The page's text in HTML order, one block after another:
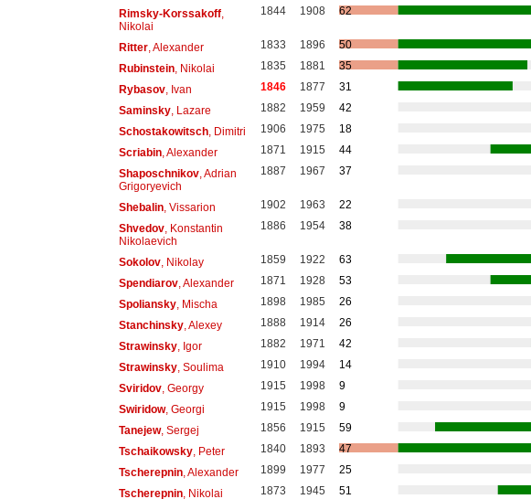
Rimsky-Korssakoff,
Nikolai
1844 1908 62
Ritter, Alexander 1833 1896
50
Rubinstein, Nikolai 1835 1881
35
Rybasov, Ivan 1846 1877
31
Saminsky, Lazare 1882 1959
42
Schostakowitsch, Dimitri 1906 1975
18
Scriabin, Alexander 1871 1915
44
Shaposchnikov, Adrian
Grigoryevich
1887 1967 37
Shebalin, Vissarion 1902 1963
22
Shvedov, Konstantin
Nikolaevich
1886 1954 38
Sokolov, Nikolay 1859 1922
63
Spendiarov, Alexander 1871 1928
53
Spoliansky, Mischa 1898 1985
26
Stanchinsky, Alexey 1888 1914
26
Strawinsky, Igor 1882 1971
42
Strawinsky, Soulima 1910 1994
14
Sviridov, Georgy 1915 1998
9
Swiridow, Georgi 1915 1998
9
Tanejew, Sergej 1856 1915
59
Tschaikowsky, Peter 1840 1893
47
Tscherepnin, Alexander 1899 1977
25
Tscherepnin, Nikolai 1873 1945 51